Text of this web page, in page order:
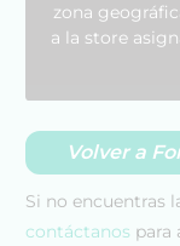
zona
a la store
Volver a
Si no encuentras
contáctanos para